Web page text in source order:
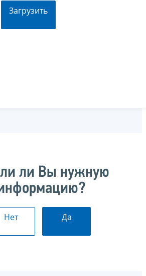
Загрузить
ли Вы нужную
Нет Да